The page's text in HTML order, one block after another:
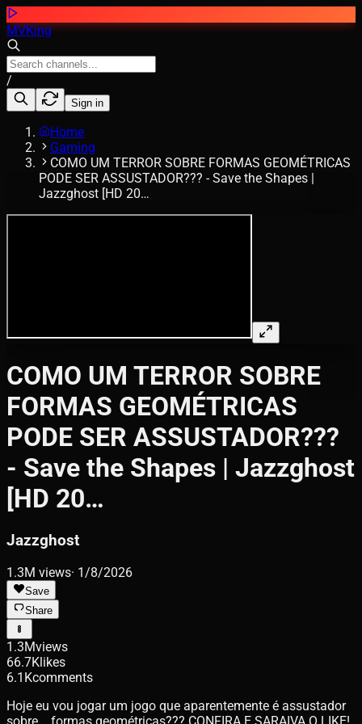
MVKing
/
Sign in
Home
Gaming
COMO UM TERROR SOBRE FORMAS GEOMÉTRICAS
PODE SER ASSUSTADOR??? - Save the Shapes |
Jazzghost [HD 20…
COMO UM TERROR SOBRE
FORMAS GEOMÉTRICAS
PODE SER ASSUSTADOR???
- Save the Shapes | Jazzghost
[HD 20…
Jazzghost
1.3M views· 1/8/2026
Save
Share
1.3Mviews
66.7Klikes
6.1Kcomments
Hoje eu vou jogar um jogo que aparentemente é assustador
sobre... formas geométricas??? CONFIRA E SARAIVA O LIKE!